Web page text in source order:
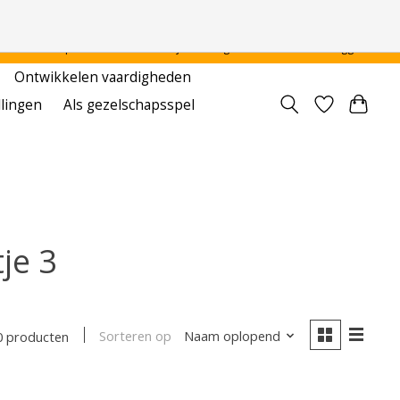
Ontwikkelen vaardigheden
Als gezelschapsspel
3
producten Sorteren op Naam oplopend